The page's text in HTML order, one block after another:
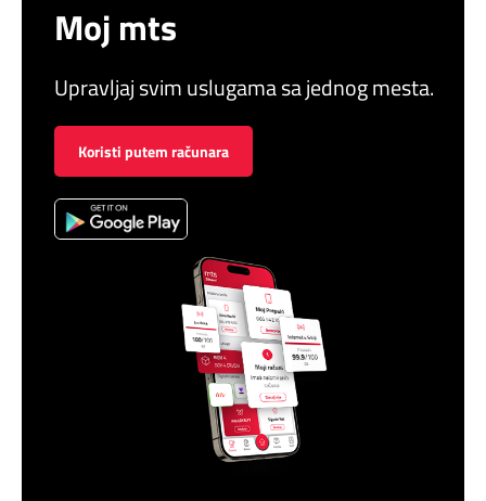
Moj mts
Upravljaj svim uslugama sa jednog mesta.
Koristi putem računara